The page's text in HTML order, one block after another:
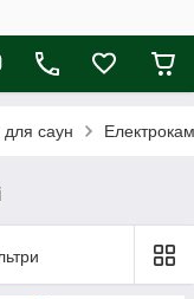
саун